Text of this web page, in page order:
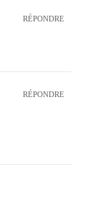
RÉPONDRE
RÉPONDRE